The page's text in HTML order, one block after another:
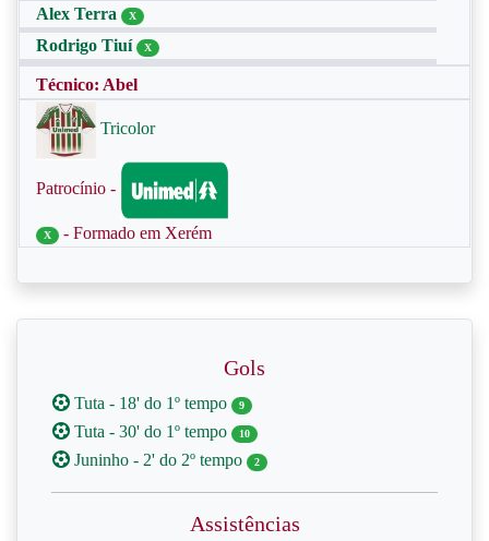
Alex Terra
X
Rodrigo Tiuí X
Técnico: Abel
Tricolor
Patrocínio -
X - Formado em Xerém
Gols
Tuta - 18' do 1º tempo 9
Tuta - 30' do 1º tempo 10
Juninho - 2' do 2º tempo 2
Assistências